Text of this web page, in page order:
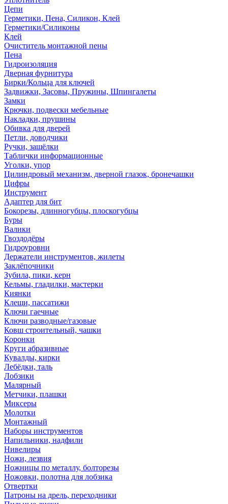
Цепи
Герметики, Пена, Силикон, Клей
Герметики/Силиконы
Клей
Очиститель монтажной пены
Пена
Гидроизоляция
Дверная фурнитура
Бирки/Кольца для ключей
Задвижки, Засовы, Пружины, Шпингалеты
Замки
Крючки, подвески мебельные
Накладки, прушины
Обивка для дверей
Петли, доводчики
Ручки, защёлки
Таблички информационные
Уголки, упор
Цилиндровый механизм, дверной глазок, бронечашки
Цифры
Инструмент
Адаптер для бит
Бокорезы, длинногубцы, плоскогубцы
Буры
Валики
Гвоздодёры
Гидроуровни
Держатели инструментов, жилеты
Заклёпочники
Зубила, пики, керн
Кельмы, гладилки, мастерки
Киянки
Клещи, пассатижи
Ключи гаечные
Ключи разводные/газовые
Ковш строительный, чашки
Коронки
Круги абразивные
Кувалды, кирки
Лебёдки, таль
Лобзики
Малярный
Метчики, плашки
Миксеры
Молотки
Монтажный
Наборы инструментов
Напильники, надфили
Нивелиры
Ножи, лезвия
Ножницы по металлу, болторезы
Ножовки, полотна для лобзика
Отвертки
Патроны на дрель, переходники